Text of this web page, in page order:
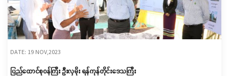
DATE: 19 NOV,2023
ပြည်ထောင်စုဝန်ကြီး ဦးလှမိုး ရန်ကုန်တိုင်းဒေသကြီး